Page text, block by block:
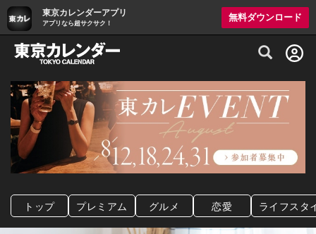
東京カレンダーアプリ
アプリなら超サクサク！
無料ダウンロード
グルメ情報・プレミアムレストラン予約
トップ プレミアム グルメ 恋愛 ライフスタ